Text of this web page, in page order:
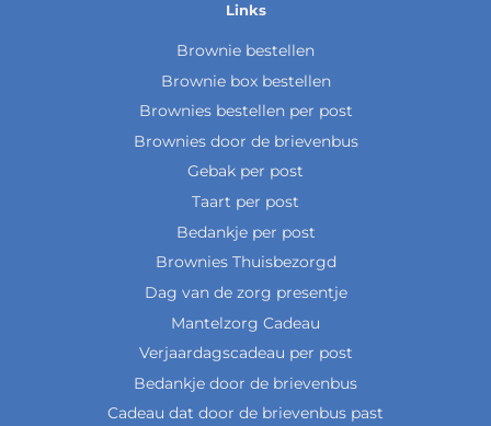
Links
Brownie bestellen
Brownie box bestellen
Brownies bestellen per post
Brownies door de brievenbus
Gebak per post
Taart per post
Bedankje per post
Brownies Thuisbezorgd
Dag van de zorg presentje
Mantelzorg Cadeau
Verjaardagscadeau per post
Bedankje door de brievenbus
Cadeau dat door de brievenbus past